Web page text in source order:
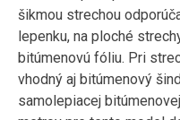
šikmou strechou
lepenku, na ploché
bitúmenovú fóliu. Pri
vhodný aj bitúmenový
samolepiacej